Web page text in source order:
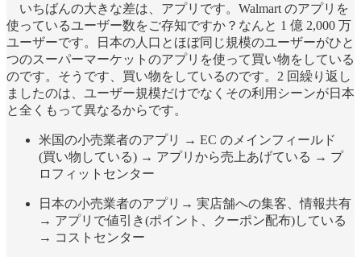
いちばんの大きな差は、アプリです。Walmart のアプリを
使っているユーザー数をご存知ですか？なんと 1 億 2,000 万
ユーザーです。日本の人口とほぼ同じ規模のユーザーがひと
つのスーパーマーケットのアプリを使って買い物をしている
のです。そうです、買い物をしているのです。2 回繰り返し
ましたのは、ユーザー規模だけでなくその利用シーンが日本
と全くもって異なるからです。
米国の小売業者のアプリ → EC のメインフィールド
(買い物している) → アプリから売上あげている → プ
ロフィットセンター
日本の小売業者のアプリ→ 実店舗への集客、情報共有
→ アプリで値引き(ポイント、クーポン配布)している
→ コストセンター